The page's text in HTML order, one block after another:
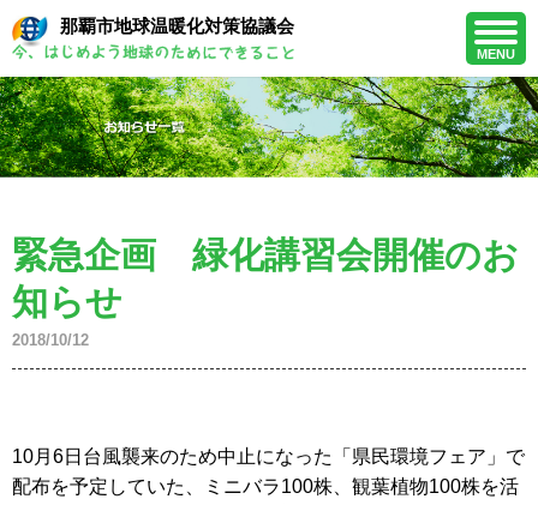
那覇市地球温暖化対策協議会
MENU
緊急企画 緑化講習会開催のお
知らせ
2018/10/12
10月6日台風襲来のため中止になった「県民環境フェア」で
配布を予定していた、ミニバラ100株、観葉植物100株を活